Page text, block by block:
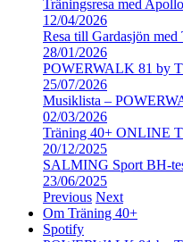
Träningsresa med
12/04/2026
Resa till Gardasjön
28/01/2026
POWERWALK 81 by
25/07/2026
Musiklista –
02/03/2026
Träning 40+ ONLINE
20/12/2025
SALMING Sport BH-
23/06/2025
Previous Next
Om Träning 40+
Spotify